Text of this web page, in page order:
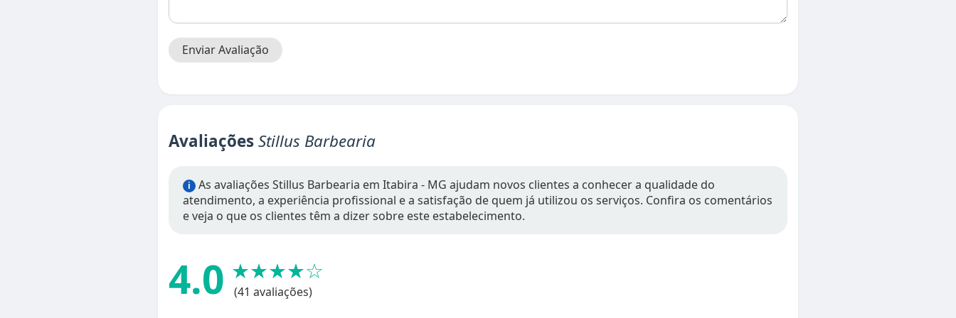
Enviar Avaliação
AvaliaçõesStillus Barbearia
i
As avaliações Stillus Barbearia em Itabira - MG ajudam novos clientes a conhecer a qualidade do
atendimento, a experiência profissional e a satisfação de quem já utilizou os serviços. Confira os comentários
e veja o que os clientes têm a dizer sobre este estabelecimento.
4.0 ★★★★☆
(41 avaliações)